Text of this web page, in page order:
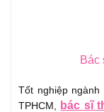
Bác
Tốt nghiệp
TPHCM,
bác sĩ